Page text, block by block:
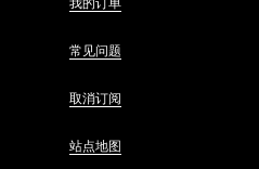
常见问题
取消订阅
站点地图